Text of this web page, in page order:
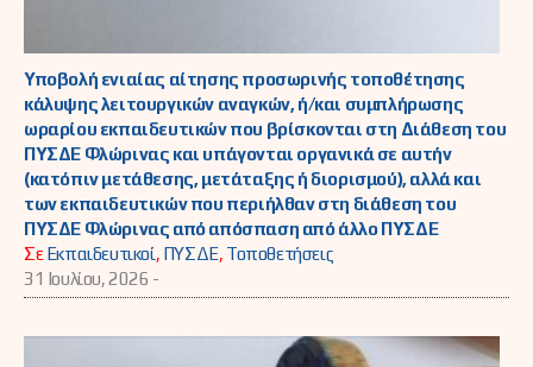
Υποβολή ενιαίας αίτησης προσωρινής τοποθέτησης
κάλυψης λειτουργικών αναγκών, ή/και συμπλήρωσης
ωραρίου εκπαιδευτικών που βρίσκονται στη Διάθεση του
ΠΥΣΔΕ Φλώρινας και υπάγονται οργανικά σε αυτήν
(κατόπιν μετάθεσης, μετάταξης ή διορισμού), αλλά και
των εκπαιδευτικών που περιήλθαν στη διάθεση του
ΠΥΣΔΕ Φλώρινας από απόσπαση από άλλο ΠΥΣΔΕ
ΣεΕκπαιδευτικοί, ΠΥΣΔΕ, Τοποθετήσεις
31 Ιουλίου, 2026 -